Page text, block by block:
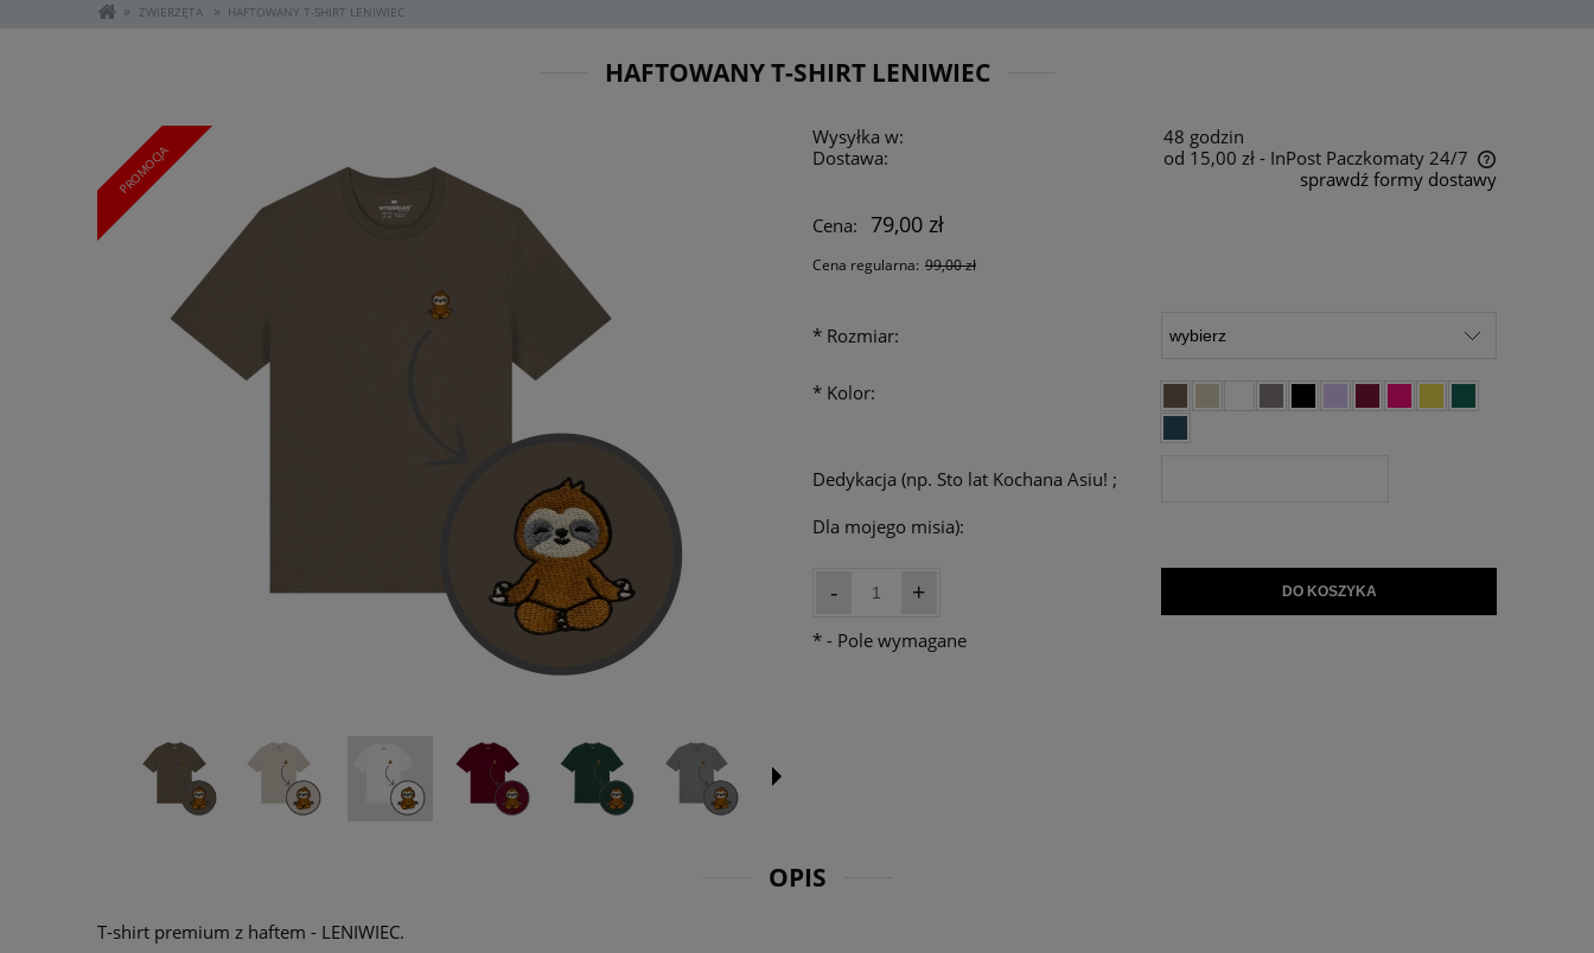
» ZWIERZĘTA » HAFTOWANY T-SHIRT LENIWIEC
HAFTOWANY T-SHIRT LENIWIEC
PROMOCJA
Wysyłka w:
48 godzin
Dostawa:
od 15,00 zł - InPost Paczkomaty 24/7
sprawdź formy dostawy
Cena:
79,00 zł
Cena regularna: 99,00 zł
*Rozmiar:
*Kolor:
Dedykacja (np. Sto lat Kochana Asiu! ;
Dla mojego misia):
- + DO KOSZYKA
*- Pole wymagane
OPIS
T-shirt premium z haftem - LENIWIEC.